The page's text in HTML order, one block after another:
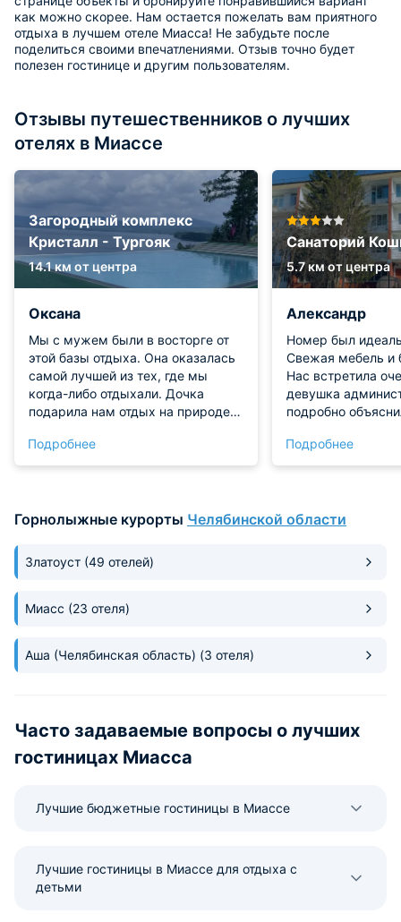
как можно скорее. Нам остается пожелать вам приятного
отдыха в лучшем отеле Миасса! Не забудьте после
поделиться своими впечатлениями. Отзыв точно будет
полезен гостинице и другим пользователям.
Отзывы путешественников о лучших
отелях в Миассе
Загородный комплекс
Кристалл - Тургояк
14.1 км от центра
Оксана
Мы с мужем были в восторге от
этой базы отдыха. Она оказалась
самой лучшей из тех, где мы
когда-либо отдыхали. Дочка
подарила нам отдых на природе,
поразило всё: от чистоты до
работы персонала. Мы не нашли
Спасибо.
Подробнее
Санаторий
5.7 км от центра
Александр
Номер был
Свежая мебель и
Нас встретила
девушка
подробно
важно. Ведь
человеку так
Раньше не думал
крутая кровать.
встали бодрыми
что надо!
Подробнее
Горнолыжные курорты Челябинской области
Златоуст (49 отелей)
Миасс (23 отеля)
Аша (Челябинская область) (3 отеля)
Часто задаваемые вопросы о лучших
гостиницах Миасса
Лучшие бюджетные гостиницы в Миассе
Лучшие гостиницы в Миассе для отдыха с
детьми